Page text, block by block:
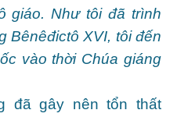
giáo. Như tôi đã trình
Bênêđictô XVI, tôi đến
vào thời Chúa giáng
đã gây nên tổn thất